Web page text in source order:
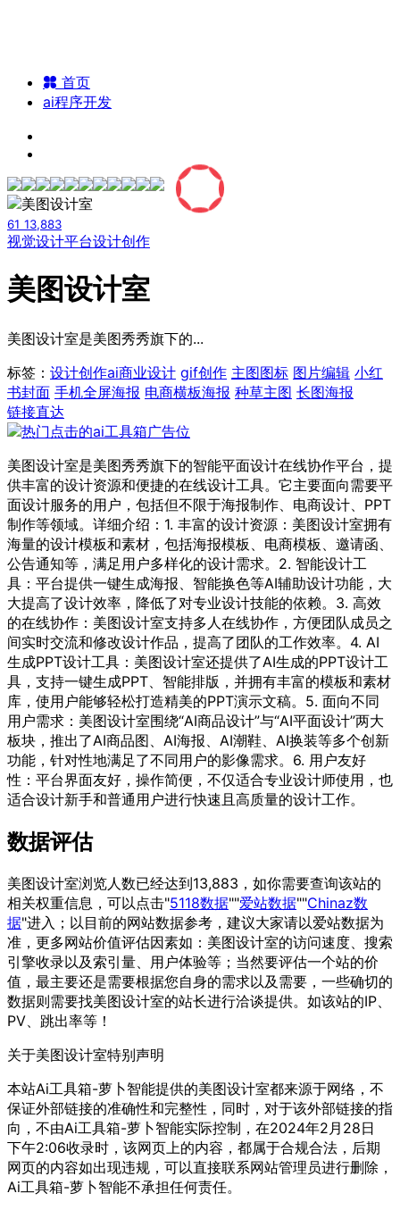
首页
ai程序开发
61 13,883
视觉设计平台设计创作
美图设计室
美图设计室是美图秀秀旗下的...
标签： 设计创作ai商业设计 gif创作 主图图标 图片编辑 小红
书封面 手机全屏海报 电商横板海报 种草主图 长图海报
链接直达
美图设计室是美图秀秀旗下的智能平面设计在线协作平台，提
供丰富的设计资源和便捷的在线设计工具。它主要面向需要平
面设计服务的用户，包括但不限于海报制作、电商设计、PPT
制作等领域。详细介绍：1. 丰富的设计资源：美图设计室拥有
海量的设计模板和素材，包括海报模板、电商模板、邀请函、
公告通知等，满足用户多样化的设计需求。2. 智能设计工
具：平台提供一键生成海报、智能换色等AI辅助设计功能，大
大提高了设计效率，降低了对专业设计技能的依赖。3. 高效
的在线协作：美图设计室支持多人在线协作，方便团队成员之
间实时交流和修改设计作品，提高了团队的工作效率。4. AI
生成PPT设计工具：美图设计室还提供了AI生成的PPT设计工
具，支持一键生成PPT、智能排版，并拥有丰富的模板和素材
库，使用户能够轻松打造精美的PPT演示文稿。5. 面向不同
用户需求：美图设计室围绕“AI商品设计”与“AI平面设计”两大
板块，推出了AI商品图、AI海报、AI潮鞋、AI换装等多个创新
功能，针对性地满足了不同用户的影像需求。6. 用户友好
性：平台界面友好，操作简便，不仅适合专业设计师使用，也
适合设计新手和普通用户进行快速且高质量的设计工作。
数据评估
美图设计室浏览人数已经达到13,883，如你需要查询该站的
相关权重信息，可以点击"5118数据""爱站数据""Chinaz数
据"进入；以目前的网站数据参考，建议大家请以爱站数据为
准，更多网站价值评估因素如：美图设计室的访问速度、搜索
引擎收录以及索引量、用户体验等；当然要评估一个站的价
值，最主要还是需要根据您自身的需求以及需要，一些确切的
数据则需要找美图设计室的站长进行洽谈提供。如该站的IP、
PV、跳出率等！
关于美图设计室特别声明
本站Ai工具箱-萝卜智能提供的美图设计室都来源于网络，不
保证外部链接的准确性和完整性，同时，对于该外部链接的指
向，不由Ai工具箱-萝卜智能实际控制，在2024年2月28日
下午2:06收录时，该网页上的内容，都属于合规合法，后期
网页的内容如出现违规，可以直接联系网站管理员进行删除，
Ai工具箱-萝卜智能不承担任何责任。